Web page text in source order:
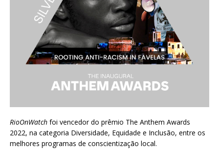
RioOnWatch foi vencedor do prêmio The Anthem Awards
2022, na categoria Diversidade, Equidade e Inclusão, entre os
melhores programas de conscientização local.